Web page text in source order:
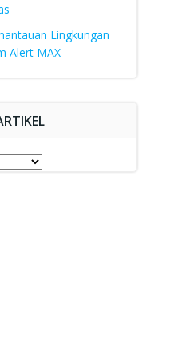
Lingkungan
Alert MAX